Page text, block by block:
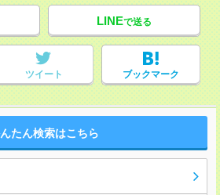
LINEで送る
ツイート ブックマーク
たん検索はこちら